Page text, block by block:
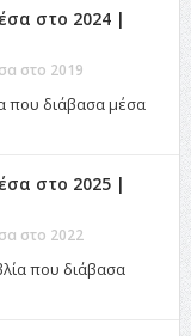
στο 2024 |
στο 2019
που διάβασα μέσα
στο 2025 |
στο 2022
που διάβασα